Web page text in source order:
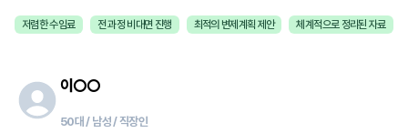
저렴한 수임료 전 과정 비대면 진행 최적의 변제계획 제안 체계적으로 정리된 자료
이○○
50대 / 남성 / 직장인